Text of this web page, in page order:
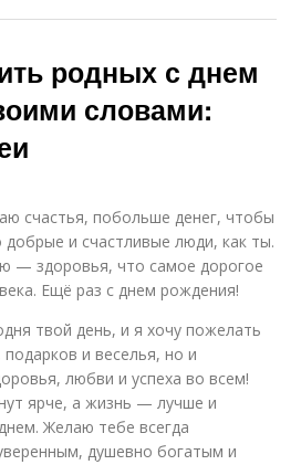
родных с днем
словами:
счастья, побольше денег, чтобы
и счастливые люди, как ты.
— здоровья, что самое дорогое
Ещё раз с днем рождения!
твой день, и я хочу пожелать
и веселья, но и
любви и успеха во всем!
ярче, а жизнь — лучше и
Желаю тебе всегда
душевно богатым и